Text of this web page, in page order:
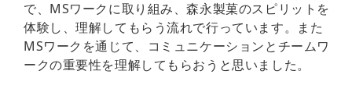
で、MSワークに取り組み、森永製菓のスピリットを
体験し、理解してもらう流れで行っています。また
MSワークを通じて、コミュニケーションとチームワ
ークの重要性を理解してもらおうと思いました。